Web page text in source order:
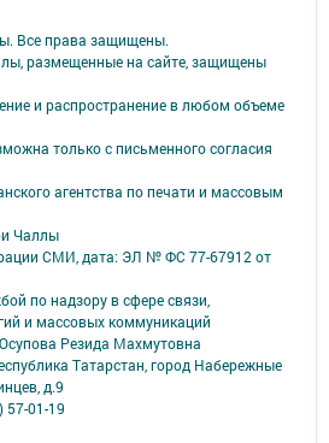
Все права защищены.
размещенные на сайте, защищены
и распространение в любом объеме
только с письменного согласия
агентства по печати и массовым
Чаллы
СМИ, дата: ЭЛ № ФС 77-67912 от
по надзору в сфере связи,
и массовых коммуникаций
Резида Махмутовна
Татарстан, город Набережные
д.9
57-01-19